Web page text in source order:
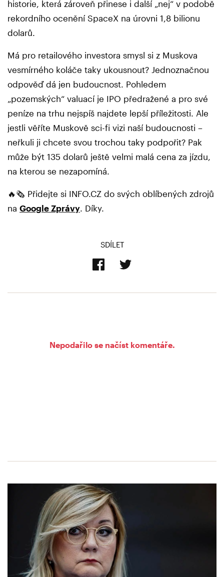
historie, která zároveň přinese i další „nej“ v podobě
rekordního ocenění SpaceX na úrovni 1,8 bilionu
dolarů.
Má pro retailového investora smysl si z Muskova
vesmírného koláče taky ukousnout? Jednoznačnou
odpověď dá jen budoucnost. Pohledem
„pozemských“ valuací je IPO předražené a pro své
peníze na trhu nejspíš najdete lepší příležitosti. Ale
jestli věříte Muskově sci-fi vizi naší budoucnosti –
neřkuli ji chcete svou trochou taky podpořit? Pak
může být 135 dolarů ještě velmi malá cena za jízdu,
na kterou se nezapomíná.
🔥🗞️ Přidejte si INFO.CZ do svých oblíbených zdrojů
na Google Zprávy . Díky.
SDÍLET
Nepodařilo se načíst komentáře.